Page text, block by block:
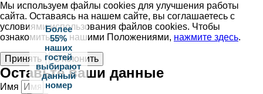
Более
55%
наших
гостей
выбирают
данный
номер
Мы используем файлы cookies для улучшения работы
сайта. Оставаясь на нашем сайте, вы соглашаетесь с
условиями использования файлов cookies. Чтобы
ознакомиться с нашими Положениями, нажмите здесь.
Принять Отклонить
Оставьте ваши данные
Имя